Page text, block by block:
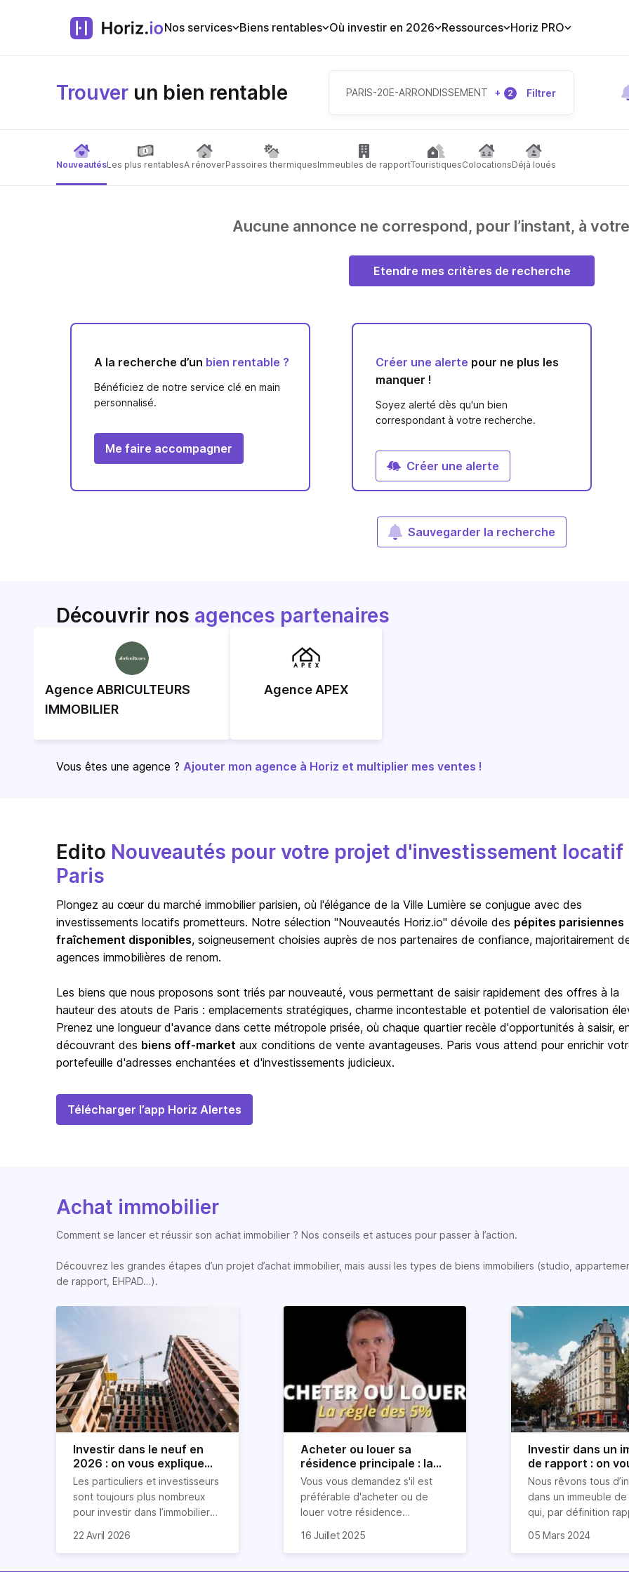
Nos services Biens rentables Où investir en 2026 Ressources Horiz PRO
Trouver un bien rentable PARIS-20E-ARRONDISSEMENT + 2 Filtrer
NouveautésLes plus rentablesA rénoverPassoires thermiquesImmeubles de rapportTouristiquesColocationsDéjà loués
Aucune annonce ne correspond, pour l’instant, à
Etendre mes critères de recherche
A la recherche d’un bien rentable ?
Bénéficiez de notre service clé en main
personnalisé.
Me faire accompagner
Créer une alerte pour ne plus les
manquer !
Soyez alerté dès qu'un bien
correspondant à votre recherche.
Créer une alerte
Sauvegarder la recherche
Découvrir nos agences partenaires
Agence ABRICULTEURS
IMMOBILIER
Agence APEX
Vous êtes une agence ? Ajouter mon agence à Horiz et multiplier mes ventes !
Edito Nouveautés pour votre projet d'investissement locatif
Paris
Plongez au cœur du marché immobilier parisien, où l'élégance de la Ville Lumière se conjugue avec des
investissements locatifs prometteurs. Notre sélection "Nouveautés Horiz.io" dévoile des pépites parisiennes
fraîchement disponibles, soigneusement choisies auprès de nos partenaires de confiance, majoritairement
agences immobilières de renom.
Les biens que nous proposons sont triés par nouveauté, vous permettant de saisir rapidement des offres à la
hauteur des atouts de Paris : emplacements stratégiques, charme incontestable et potentiel de valorisation
Prenez une longueur d'avance dans cette métropole prisée, où chaque quartier recèle d'opportunités à saisir,
découvrant des biens off-market aux conditions de vente avantageuses. Paris vous attend pour enrichir
portefeuille d'adresses enchantées et d'investissements judicieux.
Télécharger l’app Horiz Alertes
Achat immobilier
Comment se lancer et réussir son achat immobilier ? Nos conseils et astuces pour passer à l’action.
Découvrez les grandes étapes d’un projet d’achat immobilier, mais aussi les types de biens immobiliers (studio,
de rapport, EHPAD…).
Investir dans le neuf en
2026 : on vous explique
tout !
Les particuliers et investisseurs
sont toujours plus nombreux
pour investir dans l’immobilier
nombreux avantages à choisir
22 Avril 2026
Acheter ou louer sa
résidence principale : la
règle simple des 5%
révélée
Vous vous demandez s'il est
préférable d'acheter ou de
louer votre résidence
expert en finance pour prendre
affirmations catégoriques
16 Juillet 2025
Investir dans un
de rapport : on
explique tout
Nous rêvons tous
dans un immeuble
qui, par définition
locatifs, ce type de
05 Mars 2024